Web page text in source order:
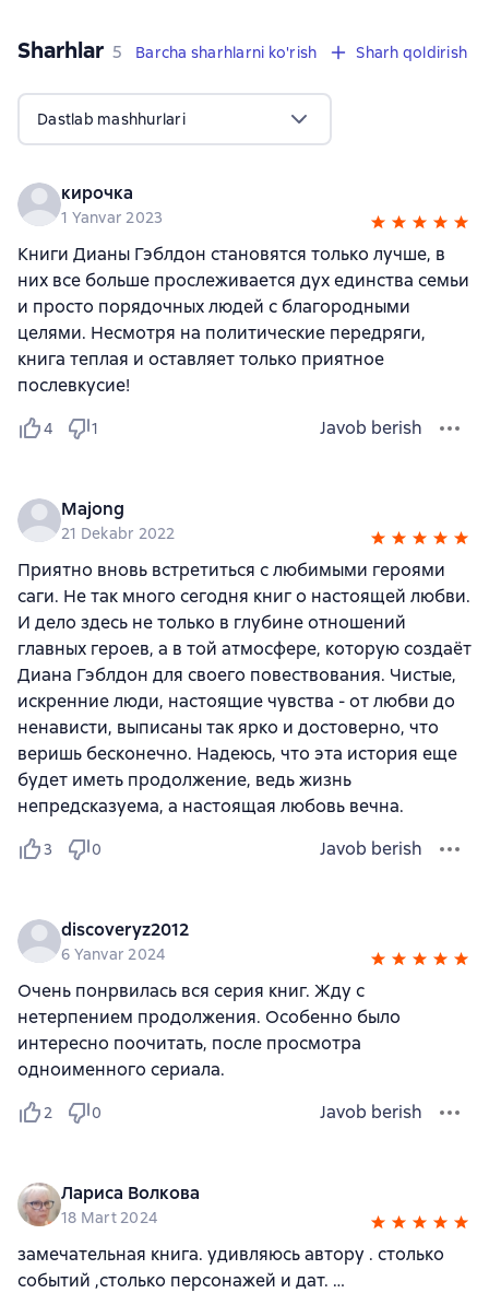
Sharhlar 5 sharhlar
5 Barcha sharhlarni ko'rish Sharh qoldirish
Dastlab mashhurlari
кирочка
1 Yanvar 2023
Книги Дианы Гэблдон становятся только лучше, в
них все больше прослеживается дух единства семьи
и просто порядочных людей с благородными
целями. Несмотря на политические передряги,
книга теплая и оставляет только приятное
послевкусие!
4 1 Javob berish
Majong
21 Dekabr 2022
Приятно вновь встретиться с любимыми героями
саги. Не так много сегодня книг о настоящей любви.
И дело здесь не только в глубине отношений
главных героев, а в той атмосфере, которую создаёт
Диана Гэблдон для своего повествования. Чистые,
искренние люди, настоящие чувства - от любви до
ненависти, выписаны так ярко и достоверно, что
веришь бесконечно. Надеюсь, что эта история еще
будет иметь продолжение, ведь жизнь
непредсказуема, а настоящая любовь вечна.
3 0 Javob berish
discoveryz2012
6 Yanvar 2024
Очень понрвилась вся серия книг. Жду с
нетерпением продолжения. Особенно было
интересно поочитать, после просмотра
одноименного сериала.
2 0 Javob berish
Лариса Волкова
18 Mart 2024
замечательная книга. удивляюсь автору . столько
событий ,столько персонажей и дат. …